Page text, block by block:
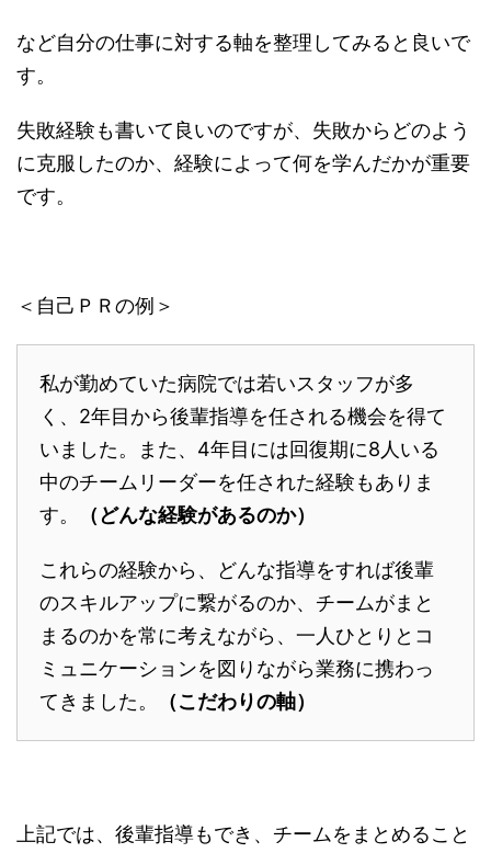
など自分の仕事に対する軸を整理してみると良いで
す。
失敗経験も書いて良いのですが、失敗からどのよう
に克服したのか、経験によって何を学んだかが重要
です。
＜自己ＰＲの例＞
私が勤めていた病院では若いスタッフが多
く、2年目から後輩指導を任される機会を得て
いました。また、4年目には回復期に8人いる
中のチームリーダーを任された経験もありま
す。
（どんな経験があるのか）
これらの経験から、どんな指導をすれば後輩
のスキルアップに繋がるのか、チームがまと
まるのかを常に考えながら、一人ひとりとコ
ミュニケーションを図りながら業務に携わっ
てきました。
（こだわりの軸）
上記では、後輩指導もでき、チームをまとめること